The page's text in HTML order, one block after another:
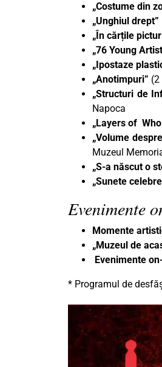
„Costume din
„Unghiul drept”
„În cărțile
„76 Young
„Ipostaze
„Anotimpuri”
„Structuri de
Napoca
„Layers of
„Volume
Muzeul
„S-a născut o
„Sunete
Evenimente
Momente
„Muzeul de
Evenimente
* Programul de